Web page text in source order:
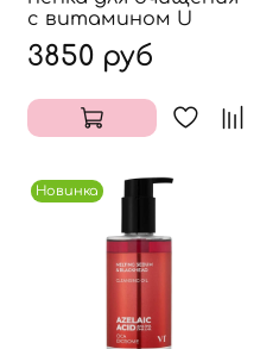
с витамином U
3850 руб
Новинка